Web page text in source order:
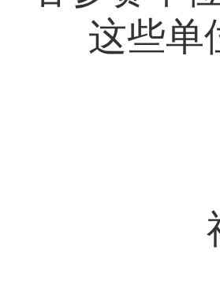
这些单